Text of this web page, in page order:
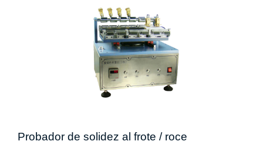
Probador de solidez al frote / roce